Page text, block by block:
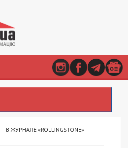
В ЖУРНАЛЕ «ROLLINGSTONE»